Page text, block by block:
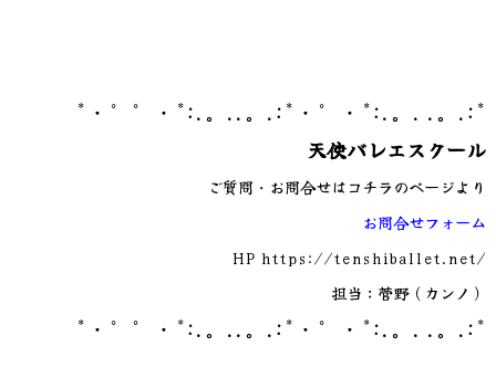
*・゜゜・*:.。..。.:*・゜・*:.。. .。.:*
天使バレエスクール
ご質問・お問合せはコチラのページより
お問合せフォーム
HP https://tenshiballet.net/
担当：菅野（カンノ）
*・゜゜・*:.。..。.:*・゜・*:.。. .。.:*